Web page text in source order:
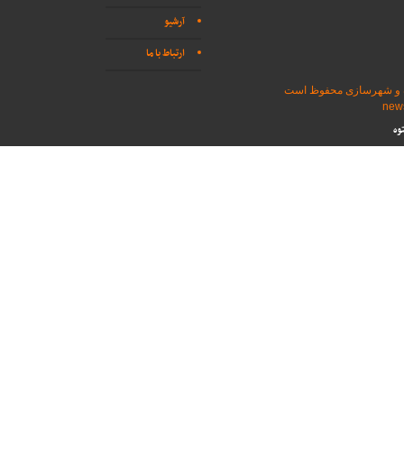
آرشیو
ارتباط با ما
و شهرسازی محفوظ است